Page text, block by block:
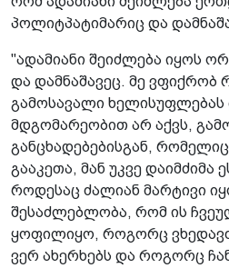
პოლიტპატიმარიც და
"ადამიანი შეიძლება იყოს
და დამნაშავეც. მე ვფიქრობ
გამოსავალი
მდგომარეობით არ აქვს,
განცხადებებისგან,
გააკეთა, მან უკვე დაიმძიმა
როდესაც ძალიან მარტივი
შესაძლებლობა, რომ ის
ყოფილიყო, როგორც
ვერ ახერხებს და როგორც